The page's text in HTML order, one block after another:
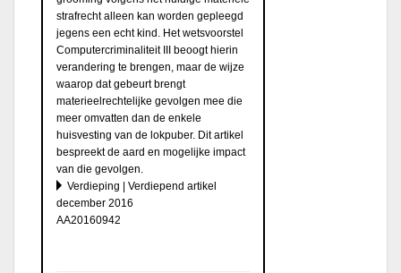
strafrecht alleen kan worden gepleegd
jegens een echt kind. Het wetsvoorstel
Computercriminaliteit III beoogt hierin
verandering te brengen, maar de wijze
waarop dat gebeurt brengt
materieelrechtelijke gevolgen mee die
meer omvatten dan de enkele
huisvesting van de lokpuber. Dit artikel
bespreekt de aard en mogelijke impact
van die gevolgen.
Verdieping | Verdiepend artikel
december 2016
AA20160942